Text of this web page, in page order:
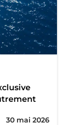
30 mai 2026